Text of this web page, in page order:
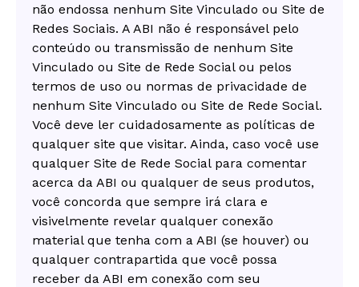
não endossa nenhum Site Vinculado ou Site de
Redes Sociais. A ABI não é responsável pelo
conteúdo ou transmissão de nenhum Site
Vinculado ou Site de Rede Social ou pelos
termos de uso ou normas de privacidade de
nenhum Site Vinculado ou Site de Rede Social.
Você deve ler cuidadosamente as políticas de
qualquer site que visitar. Ainda, caso você use
qualquer Site de Rede Social para comentar
acerca da ABI ou qualquer de seus produtos,
você concorda que sempre irá clara e
visivelmente revelar qualquer conexão
material que tenha com a ABI (se houver) ou
qualquer contrapartida que você possa
receber da ABI em conexão com seu